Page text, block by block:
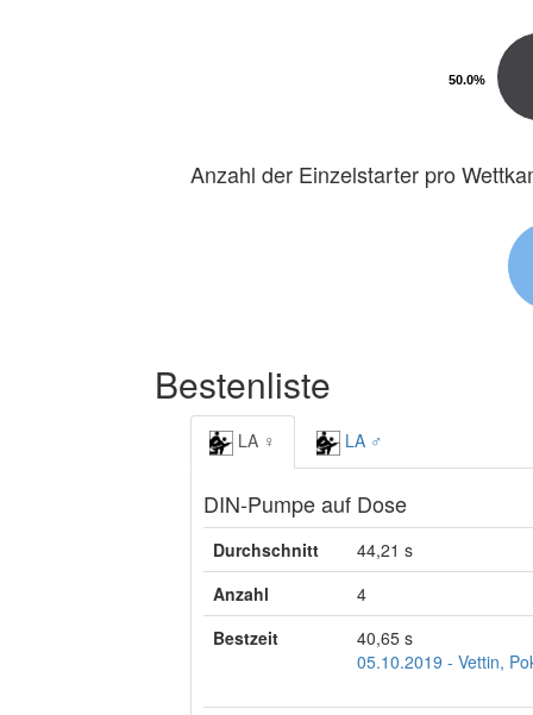
50.0%
50.0%
Anzahl der Einzelstarter pro
Bestenliste
LA ♀ LA ♂
DIN-Pumpe auf Dose
Durchschnitt
44,21 s
Anzahl
4
Bestzeit
40,65 s
05.10.2019 - Vettin,